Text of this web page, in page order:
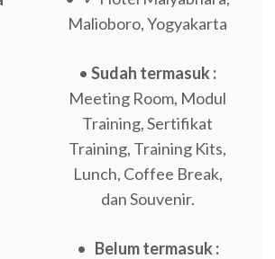
Malioboro, Yogyakarta
• Sudah termasuk :
Meeting Room, Modul
Training, Sertifikat
Training, Training Kits,
Lunch, Coffee Break,
dan Souvenir.
• Belum termasuk :